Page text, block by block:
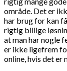
område. Det er
har brug for kan
rigtig billige
at man har nogle
er ikke ligefrem
online, hvis det er